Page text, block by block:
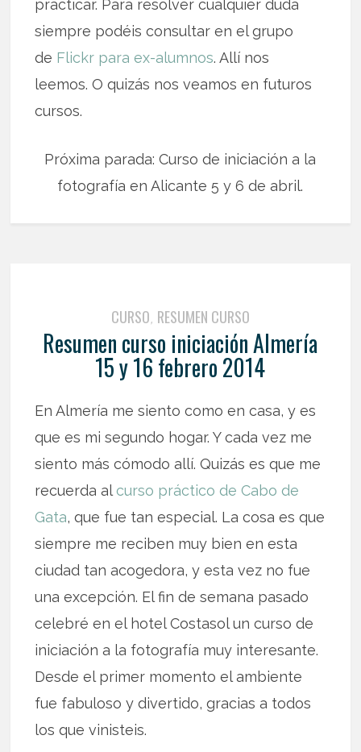
practicar. Para resolver cualquier duda
siempre podéis consultar en el grupo
de Flickr para ex-alumnos. Allí nos
leemos. O quizás nos veamos en futuros
cursos.
Próxima parada: Curso de iniciación a la
fotografía en Alicante 5 y 6 de abril.
CURSO, RESUMEN CURSO
Resumen curso iniciación Almería
15 y 16 febrero 2014
En Almería me siento como en casa, y es
que es mi segundo hogar. Y cada vez me
siento más cómodo allí. Quizás es que me
recuerda al curso práctico de Cabo de
Gata, que fue tan especial. La cosa es que
siempre me reciben muy bien en esta
ciudad tan acogedora, y esta vez no fue
una excepción. El fin de semana pasado
celebré en el hotel Costasol un curso de
iniciación a la fotografía muy interesante.
Desde el primer momento el ambiente
fue fabuloso y divertido, gracias a todos
los que vinisteis.